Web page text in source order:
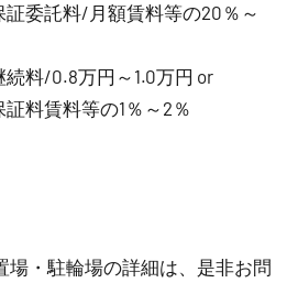
託料/月額賃料等の20％～
/0.8万円～1.0万円 or
賃料等の1％～2％
・駐輪場の詳細は、是非お問